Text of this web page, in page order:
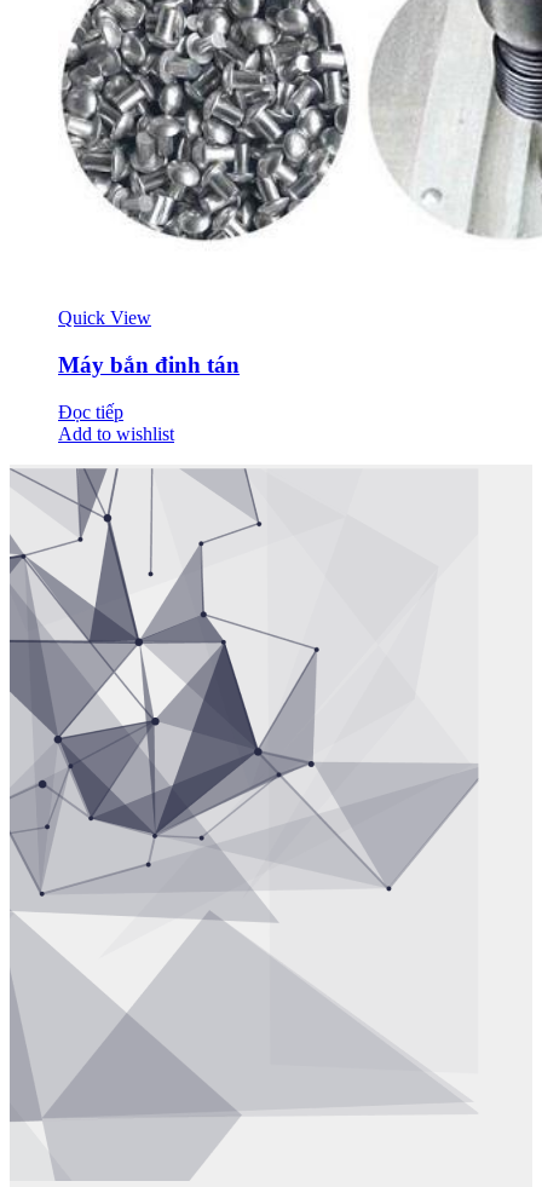
Quick View
Máy bắn đinh tán
Đọc tiếp
Add to wishlist